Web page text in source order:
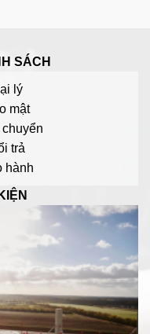
SÁCH
lý
mật
trả
hành